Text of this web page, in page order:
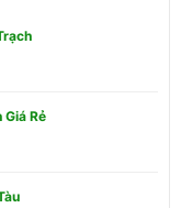
Giá Rẻ